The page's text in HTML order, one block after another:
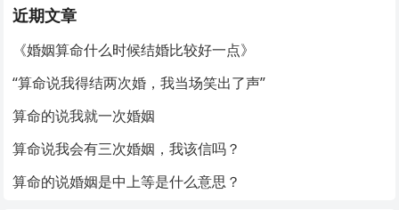
近期文章
《婚姻算命什么时候结婚比较好一点》
“算命说我得结两次婚，我当场笑出了声”
算命的说我就一次婚姻
算命说我会有三次婚姻，我该信吗？
算命的说婚姻是中上等是什么意思？